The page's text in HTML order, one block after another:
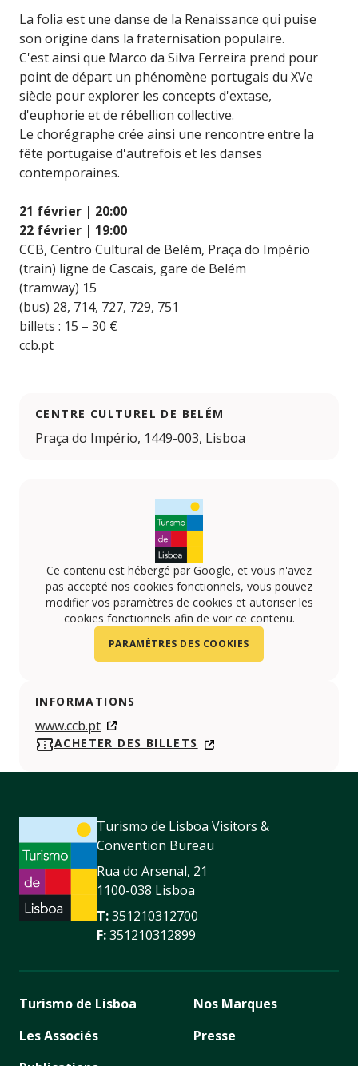
La folia est une danse de la Renaissance qui puise
son origine dans la fraternisation populaire.
C'est ainsi que Marco da Silva Ferreira prend pour
point de départ un phénomène portugais du XVe
siècle pour explorer les concepts d'extase,
d'euphorie et de rébellion collective.
Le chorégraphe crée ainsi une rencontre entre la
fête portugaise d'autrefois et les danses
contemporaines.
21 février | 20:00
22 février | 19:00
CCB, Centro Cultural de Belém, Praça do Império
(train) ligne de Cascais, gare de Belém
(tramway) 15
(bus) 28, 714, 727, 729, 751
billets : 15 – 30 €
ccb.pt
CENTRE CULTUREL DE BELÉM
Praça do Império, 1449-003, Lisboa
Ce contenu est hébergé par Google, et vous n'avez
pas accepté nos cookies fonctionnels, vous pouvez
modifier vos paramètres de cookies et autoriser les
cookies fonctionnels afin de voir ce contenu.
PARAMÈTRES DES COOKIES
INFORMATIONS
www.ccb.pt
ACHETER DES BILLETS
Turismo de Lisboa Visitors &
Convention Bureau
Rua do Arsenal, 21
1100-038 Lisboa
T:351210312700
F:351210312899
Turismo de Lisboa
Les Associés
Nos Marques
Presse